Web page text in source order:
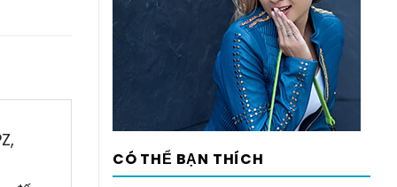
CÓ THỂ BẠN THÍCH